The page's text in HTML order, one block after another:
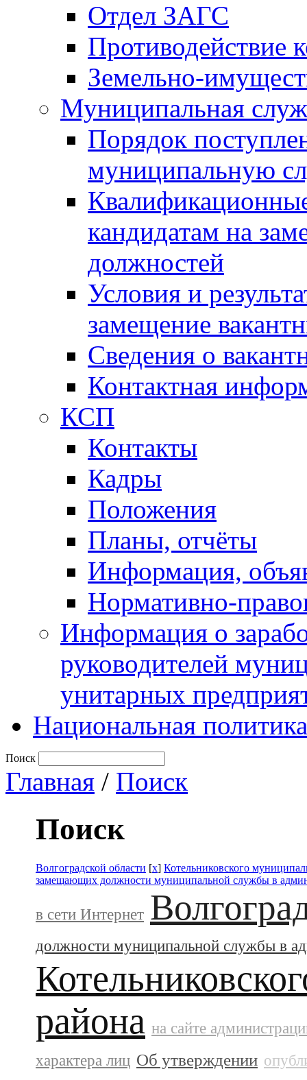
Отдел ЗАГС
Противодействие
Земельно-
Муниципальная
Порядок
муниципальную
кандидатам на
должностей
Условия и
замещение
Сведения о
Контактная
КСП
Контакты
Кадры
Положения
Планы, отчёты
Информация,
Нормативно-
Информация о
руководителей
унитарных
Национальная политика
Поиск
Главная / Поиск
Поиск
Волгоградской области [x] Котельниковского
замещающих должности муниципальной службы в
в сети Интернет
должности муниципальной службы в
района на сайте
характера лиц Об утверждении